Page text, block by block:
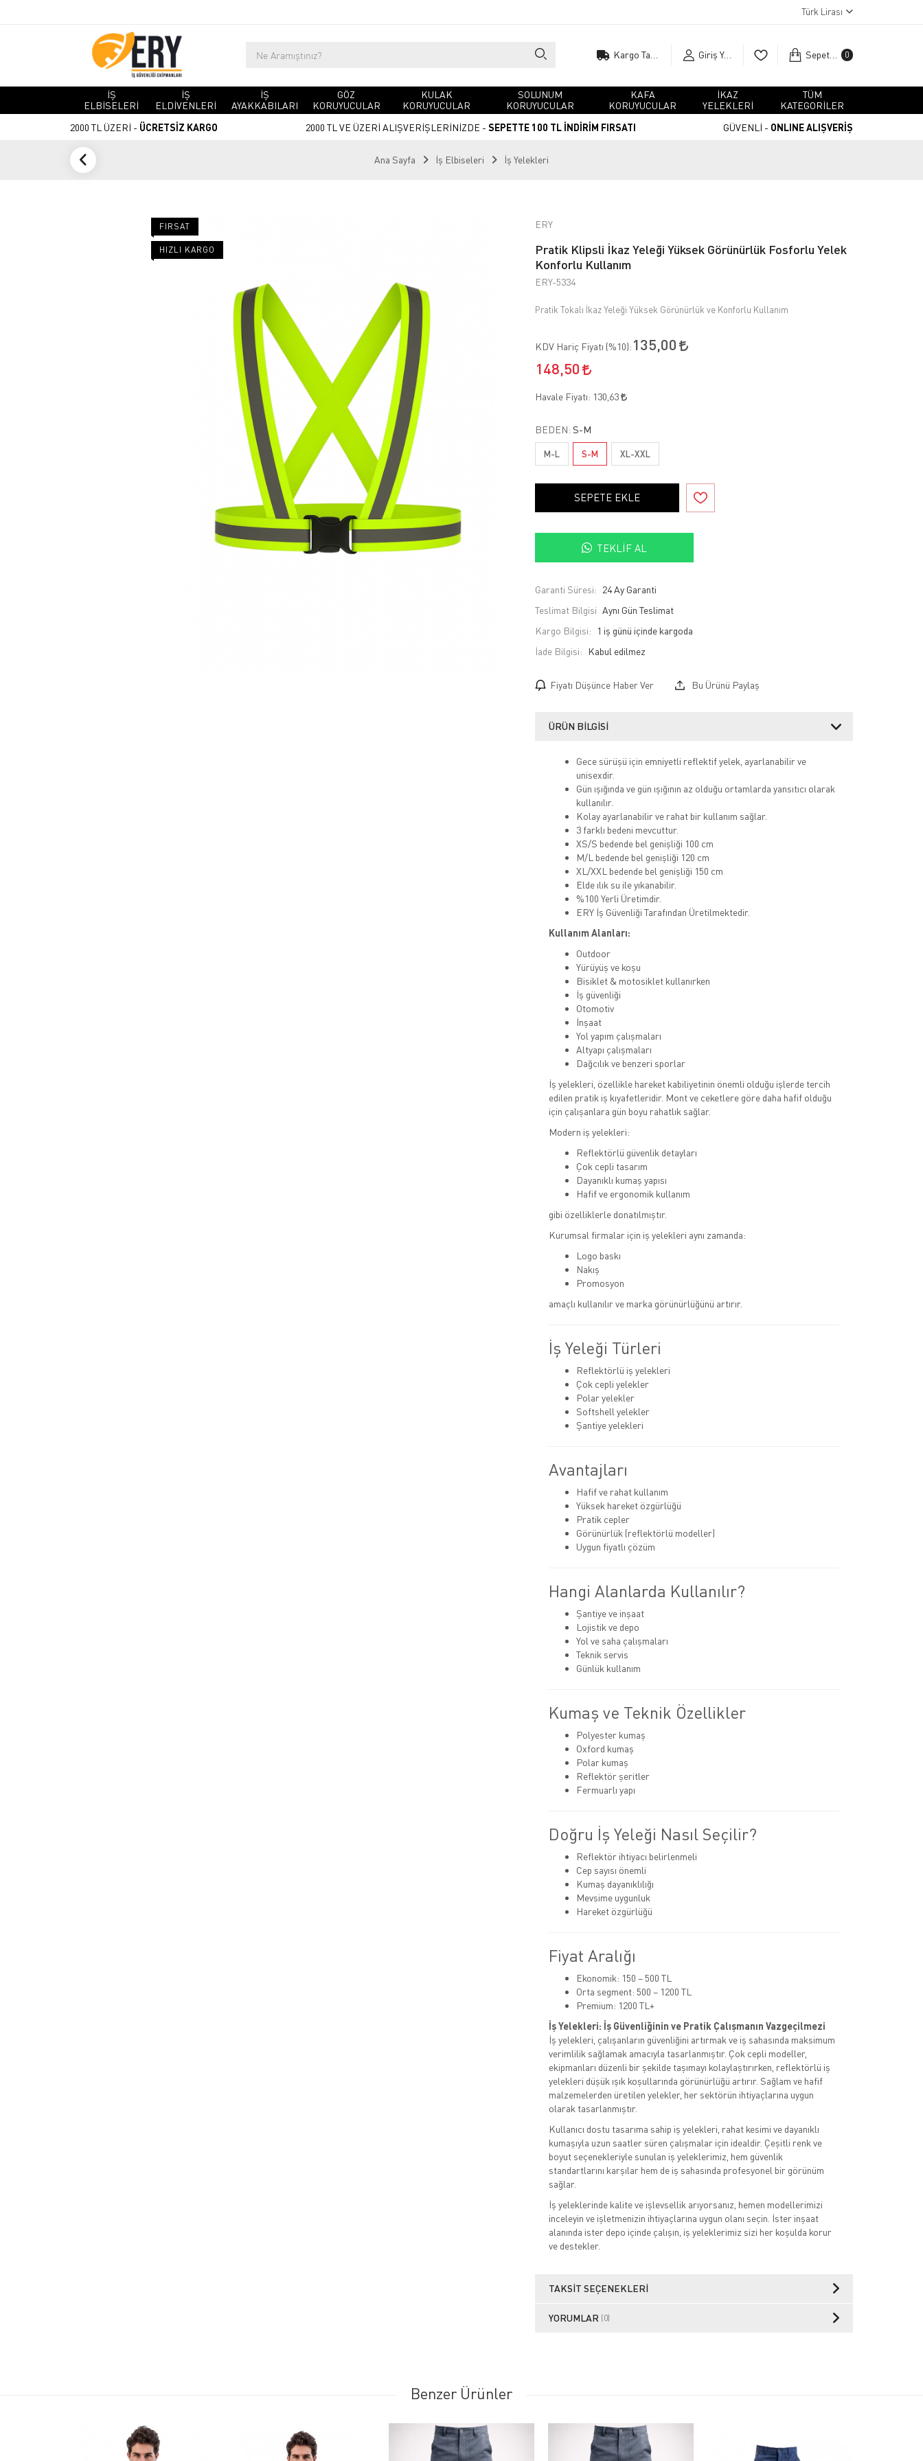
Türk Lirası
Giriş Yap Sepetim 0
İŞ
ELBİSELERİ
İŞ
ELDİVENLERİ
İŞ
AYAKKABILARI
GÖZ
KORUYUCULAR
KULAK
KORUYUCULAR
SOLUNUM
KORUYUCULAR
KAFA
KORUYUCULAR
İKAZ
YELEKLERİ
TÜM
KATEGORİLER
2000 TL ÜZERİ - ÜCRETSİZ KARGO 2000 TL VE ÜZERİ ALIŞVERİŞLERİNİZDE - SEPETTE 100 TL İNDİRİM FIRSATI GÜVENLİ - ONLINE ALIŞVERİŞ
Ana Sayfa İş Elbiseleri İş Yelekleri
FIRSAT
HIZLI KARGO
ERY
Pratik Klipsli İkaz Yeleği Yüksek Görünürlük Fosforlu Yelek
Konforlu Kullanım
ERY-5334
Pratik Tokalı İkaz Yeleği Yüksek Görünürlük ve Konforlu Kullanım
KDV Hariç Fiyatı (%10): 135,00
148,50
Havale Fiyatı: 130,63
BEDEN: S-M
M-L S-M XL-XXL
SEPETE EKLE
TEKLIF AL
Garanti Süresi: 24 Ay Garanti
Teslimat Bilgisi Aynı Gün Teslimat
Kargo Bilgisi:
1 iş günü içinde kargoda
İade Bilgisi:
Fiyatı Düşünce Haber Ver Bu Ürünü Paylaş
ÜRÜN BILGISI
Gece sürüşü için emniyetli reflektif yelek, ayarlanabilir ve
unisexdir.
Gün ışığında ve gün ışığının az olduğu ortamlarda yansıtıcı olarak
kullanılır.
Kolay ayarlanabilir ve rahat bir kullanım sağlar.
3 farklı bedeni mevcuttur.
XS/S bedende bel genişliği 100 cm
M/L bedende bel genişliği 120 cm
XL/XXL bedende bel genişliği 150 cm
Elde ılık su ile yıkanabilir.
%100 Yerli Üretimdir.
ERY İş Güvenliği Tarafından Üretilmektedir.
Kullanım Alanları:
Outdoor
Yürüyüş ve koşu
Bisiklet & motosiklet kullanırken
İş güvenliği
Otomotiv
İnşaat
Yol yapım çalışmaları
Altyapı çalışmaları
Dağcılık ve benzeri sporlar
İş yelekleri, özellikle hareket kabiliyetinin önemli olduğu işlerde tercih
edilen pratik iş kıyafetleridir. Mont ve ceketlere göre daha hafif olduğu
için çalışanlara gün boyu rahatlık sağlar.
Modern iş yelekleri:
Reflektörlü güvenlik detayları
Çok cepli tasarım
Dayanıklı kumaş yapısı
Hafif ve ergonomik kullanım
gibi özelliklerle donatılmıştır.
Kurumsal firmalar için iş yelekleri aynı zamanda:
Logo baskı
Nakış
Promosyon
amaçlı kullanılır ve marka görünürlüğünü artırır.
İş Yeleği Türleri
Reflektörlü iş yelekleri
Çok cepli yelekler
Polar yelekler
Softshell yelekler
Şantiye yelekleri
Avantajları
Hafif ve rahat kullanım
Yüksek hareket özgürlüğü
Pratik cepler
Görünürlük (reflektörlü modeller)
Uygun fiyatlı çözüm
Hangi Alanlarda Kullanılır?
Şantiye ve inşaat
Lojistik ve depo
Yol ve saha çalışmaları
Teknik servis
Günlük kullanım
Kumaş ve Teknik Özellikler
Polyester kumaş
Oxford kumaş
Polar kumaş
Reflektör şeritler
Fermuarlı yapı
Doğru İş Yeleği Nasıl Seçilir?
Reflektör ihtiyacı belirlenmeli
Cep sayısı önemli
Kumaş dayanıklılığı
Mevsime uygunluk
Hareket özgürlüğü
Fiyat Aralığı
Ekonomik: 150 – 500 TL
Orta segment: 500 – 1200 TL
Premium: 1200 TL+
İş Yelekleri: İş Güvenliğinin ve Pratik Çalışmanın Vazgeçilmezi
İş yelekleri, çalışanların güvenliğini artırmak ve iş sahasında maksimum
verimlilik sağlamak amacıyla tasarlanmıştır. Çok cepli modeller,
ekipmanları düzenli bir şekilde taşımayı kolaylaştırırken, reflektörlü iş
yelekleri düşük ışık koşullarında görünürlüğü artırır. Sağlam ve hafif
malzemelerden üretilen yelekler, her sektörün ihtiyaçlarına uygun
olarak tasarlanmıştır.
Kullanıcı dostu tasarıma sahip iş yelekleri, rahat kesimi ve dayanıklı
kumaşıyla uzun saatler süren çalışmalar için idealdir. Çeşitli renk ve
boyut seçenekleriyle sunulan iş yeleklerimiz, hem güvenlik
standartlarını karşılar hem de iş sahasında profesyonel bir görünüm
sağlar.
İş yeleklerinde kalite ve işlevsellik arıyorsanız, hemen modellerimizi
inceleyin ve işletmenizin ihtiyaçlarına uygun olanı seçin. İster inşaat
alanında ister depo içinde çalışın, iş yeleklerimiz sizi her koşulda korur
ve destekler.
TAKSIT SEÇENEKLERI
YORUMLAR (0)
Benzer Ürünler